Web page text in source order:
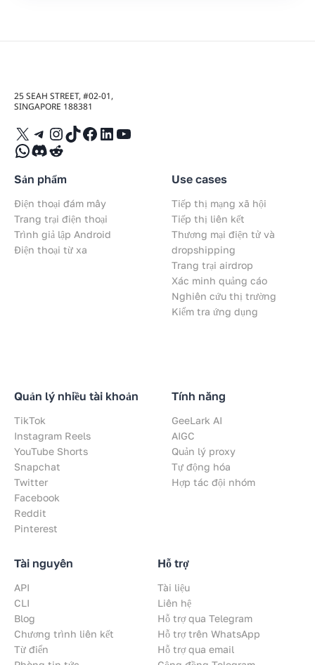
25 SEAH STREET, #02-01,
SINGAPORE 188381
X Telegram
Instagram
TikTok
Facebook
LinkedIn
YouTube
WhatsApp
Discord
Reddit
Sản phẩm
Điện thoại đám mây
Trang trại điện thoại
Trình giả lập Android
Điện thoại từ xa
Quản lý nhiều tài khoản
TikTok
Instagram Reels
YouTube Shorts
Snapchat
Twitter
Facebook
Reddit
Pinterest
Use cases
Tiếp thị mạng xã hội
Tiếp thị liên kết
Thương mại điện tử và
dropshipping
Trang trại airdrop
Xác minh quảng cáo
Nghiên cứu thị trường
Kiểm tra ứng dụng
Tính năng
GeeLark AI
AIGC
Quản lý proxy
Tự động hóa
Hợp tác đội nhóm
Tài nguyên
API
CLI
Blog
Chương trình liên kết
Từ điển
Hỗ trợ
Tài liệu
Liên hệ
Hỗ trợ qua Telegram
Hỗ trợ trên WhatsApp
Hỗ trợ qua email